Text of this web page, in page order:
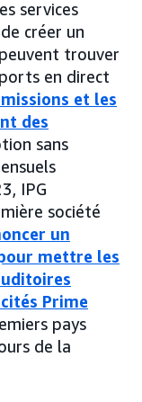
services
créer un
trouver
en direct
et les
des
sans
IPG
société
un
mettre les
Prime
pays
de la